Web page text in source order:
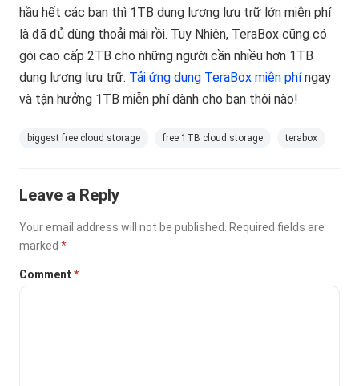
hầu hết các bạn thì 1TB dung lượng lưu trữ lớn miễn phí
là đã đủ dùng thoải mái rồi. Tuy Nhiên, TeraBox cũng có
gói cao cấp 2TB cho những người cần nhiều hơn 1TB
dung lượng lưu trữ. Tải ứng dụng TeraBox miễn phíngay
và tận hưởng 1TB miễn phí dành cho bạn thôi nào!
biggest free cloud storage free 1TB cloud storage terabox
Leave a Reply
Your email address will not be published. Required fields are
marked*
Comment*